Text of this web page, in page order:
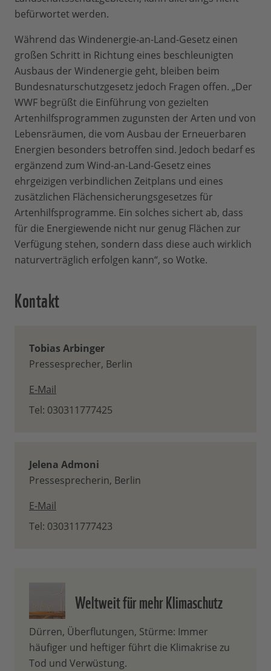
befürwortet werden.
Während das Windenergie-an-Land-Gesetz einen
großen Schritt in Richtung eines beschleunigten
Ausbaus der Windenergie geht, bleiben beim
Bundesnaturschutzgesetz jedoch Fragen offen. „Der
WWF begrüßt die Einführung von gezielten
Artenhilfsprogrammen zugunsten der Arten und von
Lebensräumen, die vom Ausbau der Erneuerbaren
Energien besonders betroffen sind. Jedoch bedarf es
ergänzend zum Wind-an-Land-Gesetz eines
ehrgeizigen verbindlichen Zeitplans und eines
zusätzlichen Flächensicherungsgesetzes für
Artenhilfsprogramme. Ein solches sichert ab, dass
für die Energiewende nicht nur genug Flächen zur
Verfügung stehen, sondern dass diese auch wirklich
naturverträglich erfolgen kann“, so Wotke.
Kontakt
Tobias Arbinger
Pressesprecher, Berlin
E-Mail
Tel: 030311777425
Jelena Admoni
Pressesprecherin, Berlin
E-Mail
Tel: 030311777423
Weltweit für mehr Klimaschutz
Dürren, Überflutungen, Stürme: Immer
häufiger und heftiger führt die Klimakrise zu
Tod und Verwüstung.